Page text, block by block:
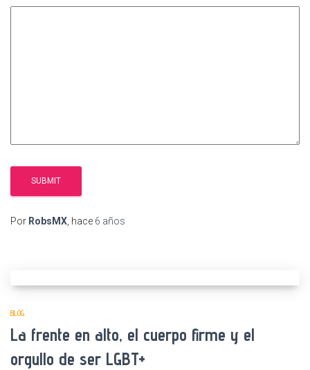
Por RobsMX , hace 6 años
BLOG
La frente en alto, el cuerpo firme y el
orgullo de ser LGBT+